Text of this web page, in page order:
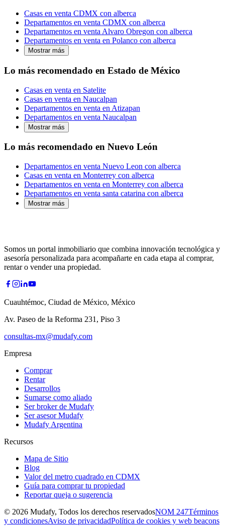
Casas en venta CDMX con alberca
Departamentos en venta CDMX con alberca
Departamentos en venta Alvaro Obregon con alberca
Departamentos en venta en Polanco con alberca
Mostrar más
Lo más recomendado en Estado de México
Casas en venta en Satelite
Casas en venta en Naucalpan
Departamentos en venta en Atizapan
Departamentos en venta Naucalpan
Mostrar más
Lo más recomendado en Nuevo León
Departamentos en venta Nuevo Leon con alberca
Casas en venta en Monterrey con alberca
Departamentos en venta en Monterrey con alberca
Departamentos en venta santa catarina con alberca
Mostrar más
Somos un portal inmobiliario que combina innovación tecnológica y
asesoría personalizada para acompañarte en cada etapa al comprar,
rentar o vender una propiedad.
Cuauhtémoc, Ciudad de México, México
Av. Paseo de la Reforma 231, Piso 3
consultas-mx@mudafy.com
Empresa
Comprar
Rentar
Desarrollos
Sumarse como aliado
Ser broker de Mudafy
Ser asesor Mudafy
Mudafy Argentina
Recursos
Mapa de Sitio
Blog
Valor del metro cuadrado en CDMX
Guía para comprar tu propiedad
Reportar queja o sugerencia
© 2026 Mudafy, Todos los derechos reservadosNOM 247Términos
y condicionesAviso de privacidadPolítica de cookies y web beacons